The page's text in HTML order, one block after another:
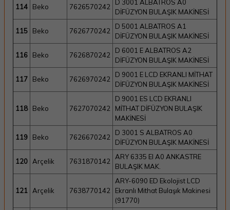
114 Beko 7626570242
D 3001 ALBATROS A0
DİFÜZYON BULAŞIK MAKİNESİ
115 Beko 7626770242
D 5001 ALBATROS A1
DİFÜZYON BULAŞIK MAKİNESİ
116 Beko 7626870242
D 6001 E ALBATROS A2
DİFÜZYON BULAŞIK MAKİNESİ
117 Beko 7626970242
D 9001 E LCD EKRANLI MİTHAT
DİFÜZYON BULAŞIK MAKİNESİ
118 Beko 7627070242
D 9001 ES LCD EKRANLI
MİTHAT DİFÜZYON BULAŞIK
MAKİNESİ
119 Beko 7626670242
D 3001 S ALBATROS A0
DİFÜZYON BULAŞIK MAKİNESİ
120 Arçelik 7631870142
ARY 6335 EI A0 ANKASTRE
BULAŞIK MAK.
121 Arçelik 7638770142
ARY-6090 ED Ekolojist LCD
Ekranlı Mithat Bulaşık Makinesi
(91770)